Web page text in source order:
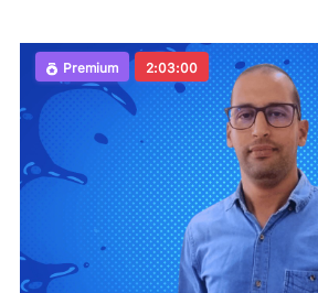
Premium 2:03:00